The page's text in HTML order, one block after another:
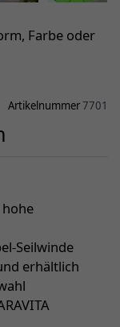
Farbe oder
Artikelnummer7701
Seilwinde
erhältlich